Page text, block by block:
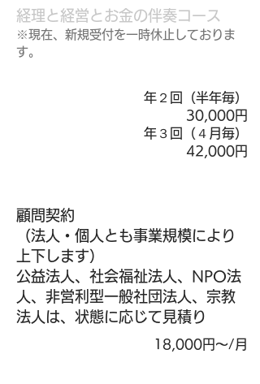
経理と経営とお金の伴奏コース
※現在、新規受付を一時休止しておりま
す。
年２回（半年毎）
30,000円
年３回（４月毎）
42,000円
顧問契約
​（法人・個人とも事業規模により
上下します）
公益法人、社会福祉法人、NPO法
人、非営利型一般社団法人、宗教
法人は、状態に応じて見積り
18,000円〜/月